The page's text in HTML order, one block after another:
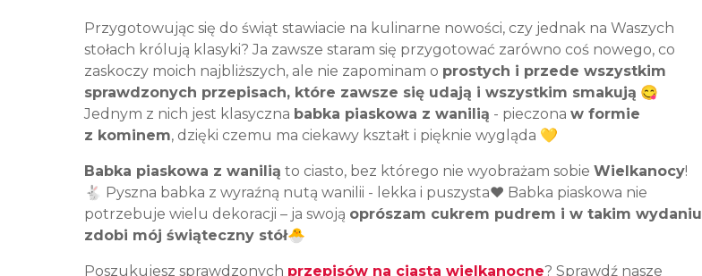
Przygotowując się do świąt stawiacie na kulinarne nowości, czy jednak na Waszych
stołach królują klasyki? Ja zawsze staram się przygotować zarówno coś nowego, co
zaskoczy moich najbliższych, ale nie zapominam o prostych i przede wszystkim
sprawdzonych przepisach, które zawsze się udają i wszystkim smakują 😋
Jednym z nich jest klasyczna babka piaskowa z wanilią - pieczona w formie
z kominem, dzięki czemu ma ciekawy kształt i pięknie wygląda 💛
Babka piaskowa z wanilią to ciasto, bez którego nie wyobrażam sobie Wielkanocy!
🐇 Pyszna babka z wyraźną nutą wanilii - lekka i puszysta❤️ Babka piaskowa nie
potrzebuje wielu dekoracji – ja swoją oprószam cukrem pudrem i w takim wydaniu
zdobi mój świąteczny stół🐣
Poszukujesz sprawdzonych przepisów na ciasta wielkanocne? Sprawdź nasze